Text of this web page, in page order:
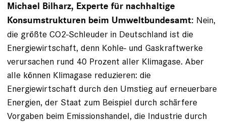
Michael Bilharz, Experte für nachhaltige
Konsumstrukturen beim Umweltbundesamt: Nein,
die größte CO2-Schleuder in Deutschland ist die
Energiewirtschaft, denn Kohle- und Gaskraftwerke
verursachen rund 40 Prozent aller Klimagase. Aber
alle können Klimagase reduzieren: die
Energiewirtschaft durch den Umstieg auf erneuerbare
Energien, der Staat zum Beispiel durch schärfere
Vorgaben beim Emissionshandel, die Industrie durch